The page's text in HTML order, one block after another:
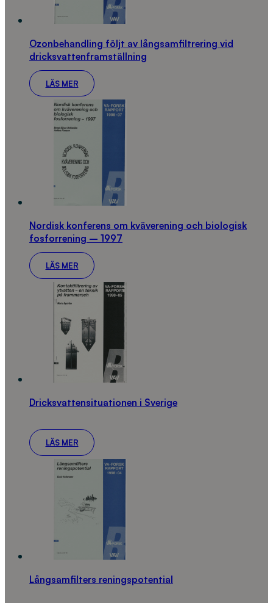
Ozonbehandling följt av långsamfiltrering vid
dricksvattenframställning
LÄS MER
Nordisk konferens om kväverening och biologisk
fosforrening – 1997
LÄS MER
Dricksvattensituationen i Sverige
LÄS MER
Långsamfilters reningspotential